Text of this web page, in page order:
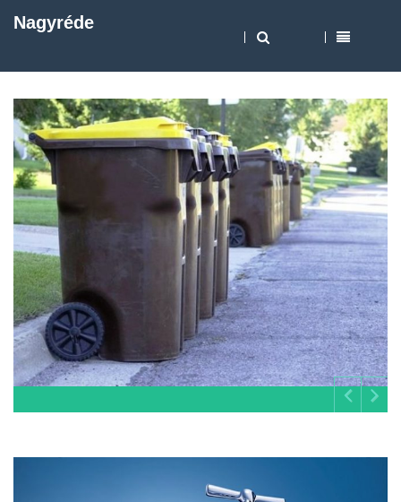
Nagyréde
Hulladékszállítási